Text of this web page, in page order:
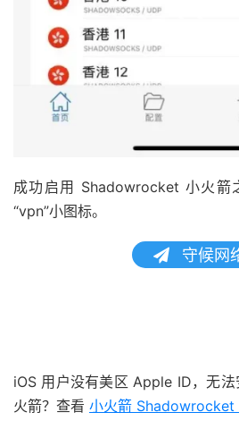
成功启用 Shadowrocket 小火箭
“vpn”小图标。
守候网
iOS 用户没有美区 Apple ID，无
火箭？查看 小火箭 Shadowrocket